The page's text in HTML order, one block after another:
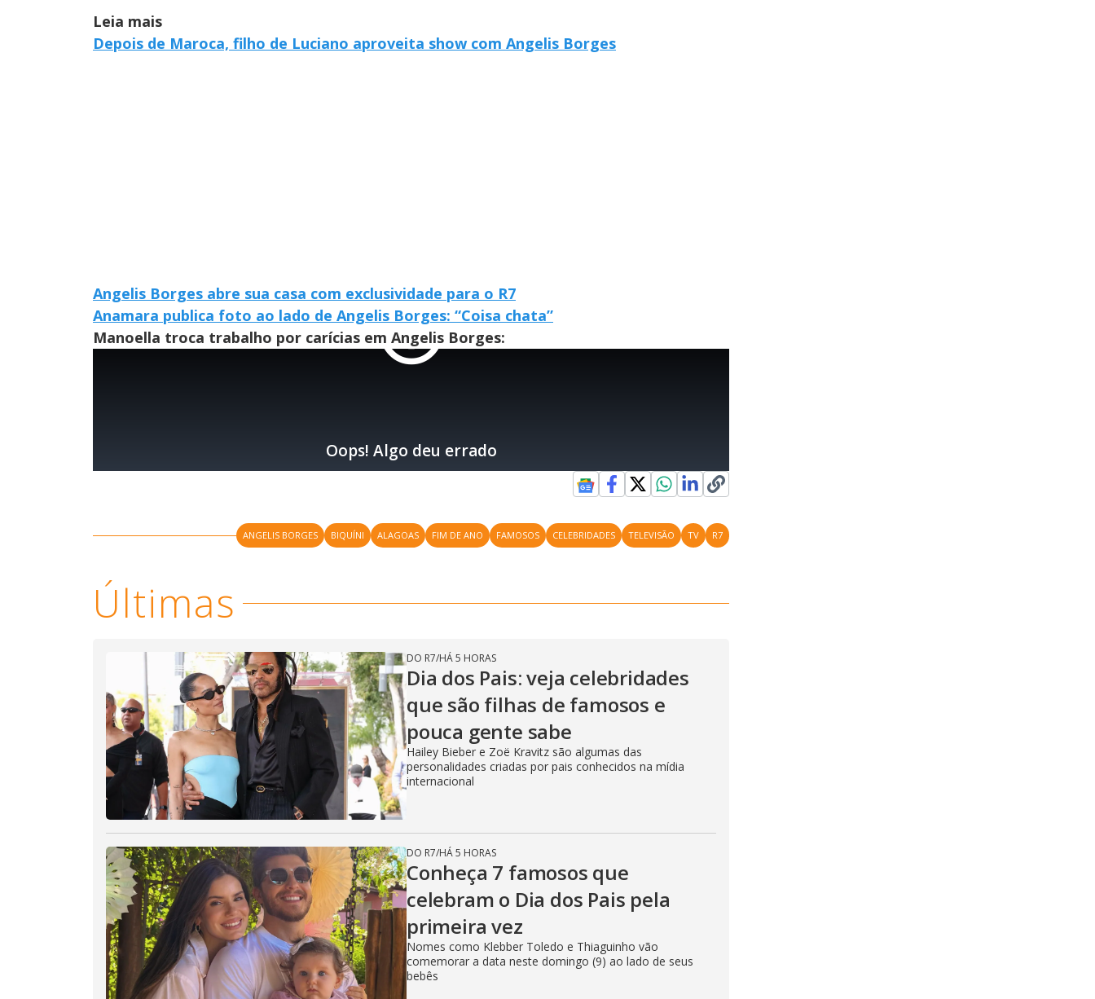
Leia mais
Depois de Maroca, filho de Luciano aproveita show com Angelis Borges
Angelis Borges abre sua casa com exclusividade para o R7
Anamara publica foto ao lado de Angelis Borges: “Coisa chata”
Manoella troca trabalho por carícias em Angelis Borges:
ANGELIS BORGES BIQUÍNI ALAGOAS FIM DE ANO FAMOSOS CELEBRIDADES TELEVISÃO TV R7
Últimas
DO R7/HÁ 5 HORAS
Dia dos Pais: veja celebridades
que são filhas de famosos e
pouca gente sabe
Hailey Bieber e Zoë Kravitz são algumas das
personalidades criadas por pais conhecidos na mídia
internacional
DO R7/HÁ 5 HORAS
Conheça 7 famosos que
celebram o Dia dos Pais pela
primeira vez
Nomes como Klebber Toledo e Thiaguinho vão
comemorar a data neste domingo (9) ao lado de seus
bebês